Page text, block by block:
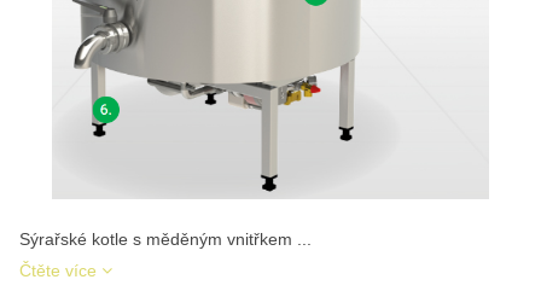
Sýrařské kotle s měděným vnitřkem ...
Čtěte více